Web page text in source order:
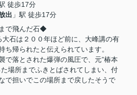
徒歩17分
出 」駅 徒歩17分
で飛んだ石◆
大石は２００年ほど前に、大峰講の有
ち帰られたと伝えられています。
で落とされた爆弾の風圧で、元”椿本
場所までふきとばされてしまい、付
で担いでこの場所まで戻したそうで